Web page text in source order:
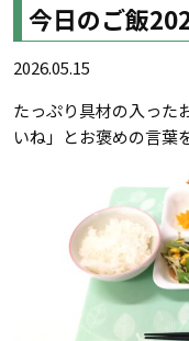
今日のご飯
2026.05.15
たっぷり具材の入った
いね」とお褒めの言葉